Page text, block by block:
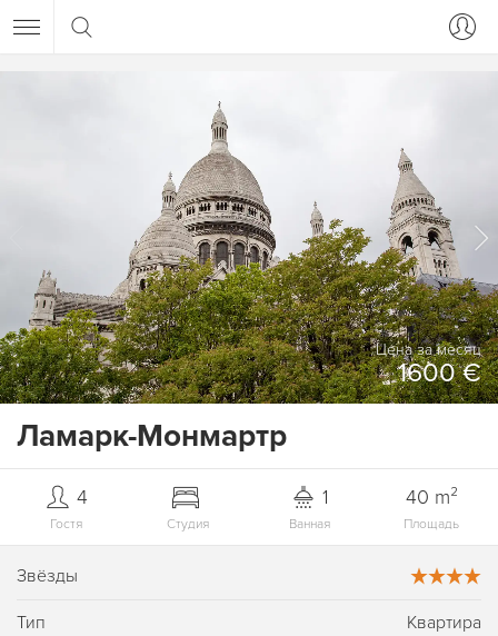
Цена за месяц
1600 €
Ламарк-Монмартр
Гостя
4
Студия Ванная
1
Площадь
40 m²
Звёзды
Тип Квартира